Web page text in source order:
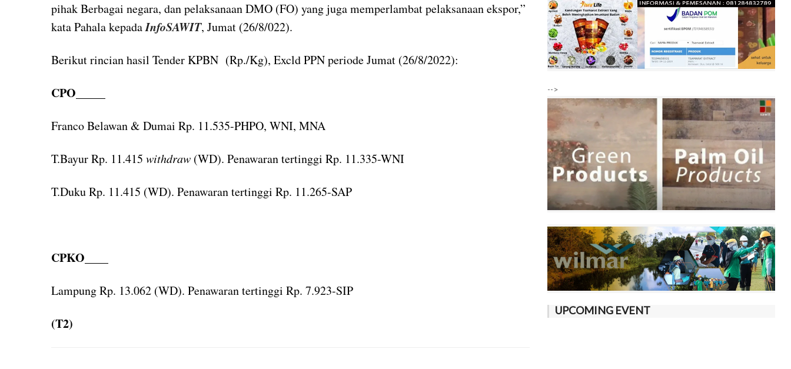
pihak Berbagai negara, dan pelaksanaan DMO (FO) yang juga memperlambat pelaksanaan ekspor,”
kata Pahala kepadaInfoSAWIT, Jumat (26/8/022).
Berikut rincian hasil Tender KPBN (Rp./Kg), Excld PPN periode Jumat (26/8/2022):
CPO_____
Franco Belawan & Dumai Rp. 11.535-PHPO, WNI, MNA
T.Bayur Rp. 11.415 withdraw (WD). Penawaran tertinggi Rp. 11.335-WNI
T.Duku Rp. 11.415 (WD). Penawaran tertinggi Rp. 11.265-SAP
CPKO____
Lampung Rp. 13.062 (WD). Penawaran tertinggi Rp. 7.923-SIP
(T2)
-->
UPCOMING EVENT